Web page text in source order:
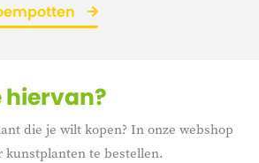
hiervan?
die je wilt kopen? In onze webshop
kunstplanten te bestellen.